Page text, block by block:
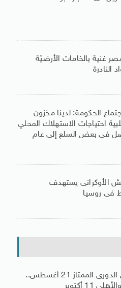
مصر غنية بالخامات الأرضيّة
النادرة
الحكومة: لدينا مخزون
احتياجات الاستهلاك المحلي
فى بعض السلع إلى عام
الأوكرانى يستهدف
فى روسيا
رسميًا.. انطلاق الدورى الممتاز 21 أغسطس..